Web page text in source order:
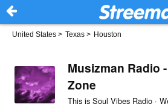
United States > Texas > Houston
Musizman Radio
Zone
This is Soul Vibes Radio ·